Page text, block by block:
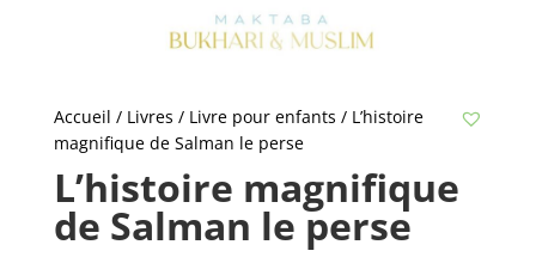
Accueil / Livres / Livre pour enfants / L’histoire
magnifique de Salman le perse
L’histoire magnifique
de Salman le perse